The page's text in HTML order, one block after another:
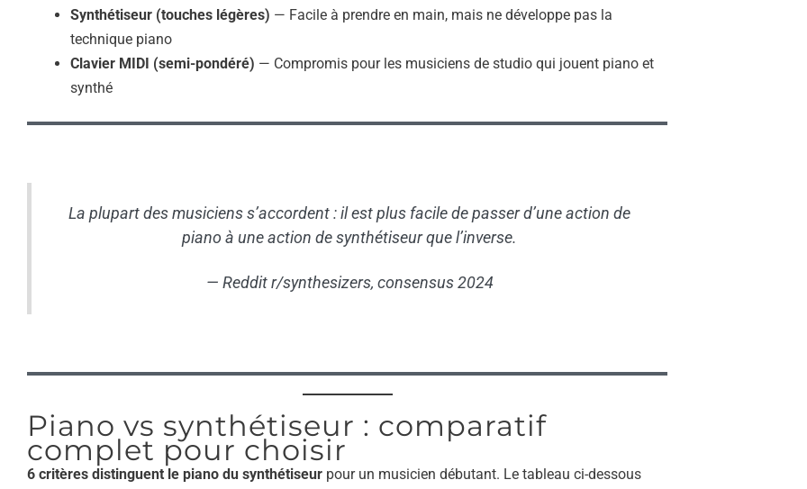
Synthétiseur (touches légères) — Facile à prendre en main, mais ne développe pas la
technique piano
Clavier MIDI (semi-pondéré) — Compromis pour les musiciens de studio qui jouent piano et
synthé
La plupart des musiciens s’accordent : il est plus facile de passer d’une action de
piano à une action de synthétiseur que l’inverse.
— Reddit r/synthesizers, consensus 2024
Piano vs synthétiseur : comparatif
complet pour choisir
6 critères distinguent le piano du synthétiseur pour un musicien débutant. Le tableau ci-dessous